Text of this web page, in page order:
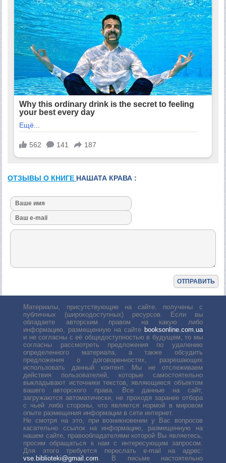
ОТЗЫВЫ О КНИГЕ НАШАТА КРАВА :
Материалы, присутствующие на сайте, получены с
публичных (широкодоступных) ресурсов. Если вы
обладаете авторским правом на какую либо
информацию, размещенную на сайте booksonline.com.ua
и не согласны с её общедоступностью в будущем, то мы
согласны рассмотреть предложения по удалению
определенного материала, а также обсудить
предложения о договоренностях, разрешающих
использовать данный контент. Мы не отслеживаем
действия пользователей, которые самостоятельно
выкладывают источники текстов, являющиеся объектом
вашего авторского права. Все данные на сайт,
загружаются автоматически, не проходя заранее отбора
с чьей либо стороны, что является нормой в мировом
опыте размещения информации в сети интернет.
Не смотря на это, при возникновении у Вас вопросов
касательно ссылок на информацию, размещенную на
нашем сайте, правообладателями которой Вы являетесь,
просим обращаться к нам с интересующим запросом.
Для этого требуется переслать е-mail на адрес:
vse.biblioteki@gmail.com. В письме настоятельно